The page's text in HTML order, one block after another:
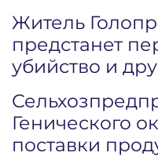
Житель
предстанет
убийство и
Генического
поставки